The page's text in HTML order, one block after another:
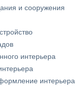
и сооружения
интерьера
интерьера